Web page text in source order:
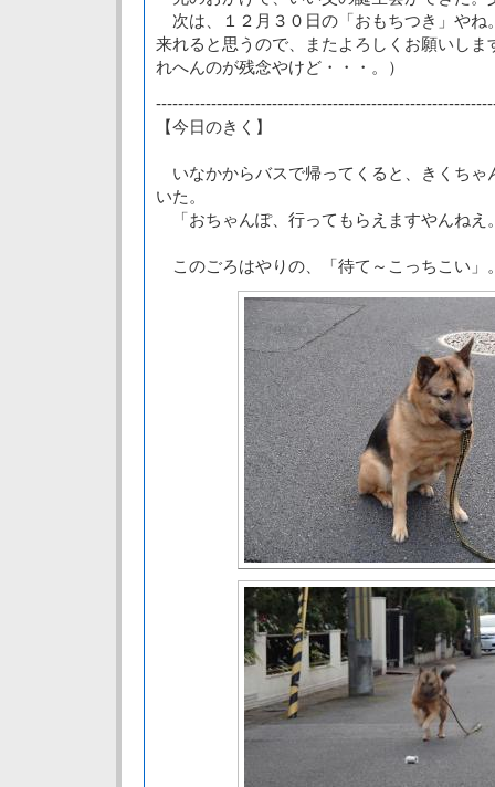
次は、１２月３０日の「おもちつき」やね
来れると思うので、またよろしくお願いしま
れへんのが残念やけど・・・。）
【今日のきく】
いなかからバスで帰ってくると、きくちゃ
いた。
「おちゃんぽ、行ってもらえますやんねえ
このごろはやりの、「待て～こっちこい」